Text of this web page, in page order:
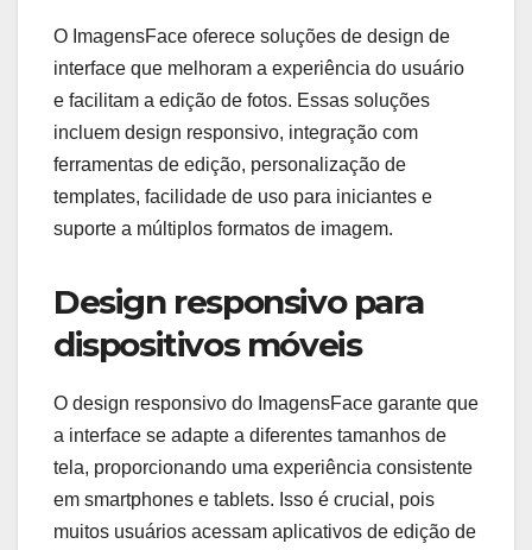
O ImagensFace oferece soluções de design de
interface que melhoram a experiência do usuário
e facilitam a edição de fotos. Essas soluções
incluem design responsivo, integração com
ferramentas de edição, personalização de
templates, facilidade de uso para iniciantes e
suporte a múltiplos formatos de imagem.
Design responsivo para
dispositivos móveis
O design responsivo do ImagensFace garante que
a interface se adapte a diferentes tamanhos de
tela, proporcionando uma experiência consistente
em smartphones e tablets. Isso é crucial, pois
muitos usuários acessam aplicativos de edição de